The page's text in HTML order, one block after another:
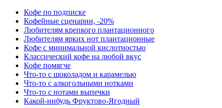
Кофе по подписке
Кофейные сценарии, -20%
Любителям крепкого плантационного
Любителям ярких нот плантационные
Кофе с минимальной кислотностью
Классический кофе на любой вкус
Кофе помягче
Что-то с шоколадом и карамелью
Что-то с алкогольными нотками
Что-то с нотами выпечки
Какой-нибудь Фруктово-Ягодный